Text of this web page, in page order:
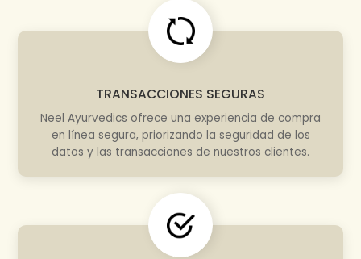
TRANSACCIONES SEGURAS
Neel Ayurvedics ofrece una experiencia de compra
en línea segura, priorizando la seguridad de los
datos y las transacciones de nuestros clientes.